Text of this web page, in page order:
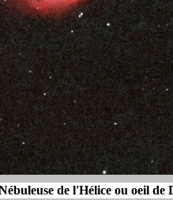
de l'Hélice ou oeil de